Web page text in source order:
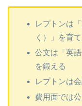
レプトンは
く）」を育
公文は「英
を鍛える
レプトンは
費用面では